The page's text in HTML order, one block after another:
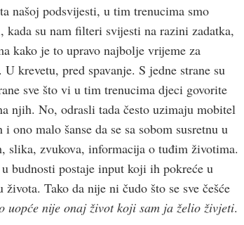
našoj podsvijesti, u tim trenucima smo
su nam filteri svijesti na razini zadatka,
kako je to upravo najbolje vrijeme za
krevetu, pred spavanje. S jedne strane su
sve što vi u tim trenucima djeci govorite
njih. No, odrasli tada često uzimaju mobitel
malo šanse da se sa sobom susretnu u
slika, zvukova, informacija o tuđim životima.
budnosti postaje input koji ih pokreće u
Tako da nije ni čudo što se sve češće
uopće nije onaj život koji sam ja želio živjeti.